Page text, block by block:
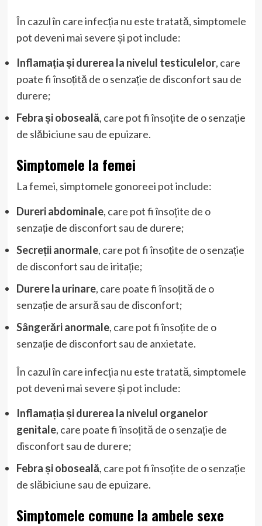
În cazul în care infecția nu este tratată, simptomele
pot deveni mai severe și pot include:
Inflamația și durerea la nivelul testiculelor, care
poate fi însoțită de o senzație de disconfort sau de
durere;
Febra și oboseală, care pot fi însoțite de o senzație
de slăbiciune sau de epuizare.
Simptomele la femei
La femei, simptomele gonoreei pot include:
Dureri abdominale, care pot fi însoțite de o
senzație de disconfort sau de durere;
Secreții anormale, care pot fi însoțite de o senzație
de disconfort sau de iritație;
Durere la urinare, care poate fi însoțită de o
senzație de arsură sau de disconfort;
Sângerări anormale, care pot fi însoțite de o
senzație de disconfort sau de anxietate.
În cazul în care infecția nu este tratată, simptomele
pot deveni mai severe și pot include:
Inflamația și durerea la nivelul organelor
genitale, care poate fi însoțită de o senzație de
disconfort sau de durere;
Febra și oboseală, care pot fi însoțite de o senzație
de slăbiciune sau de epuizare.
Simptomele comune la ambele sexe